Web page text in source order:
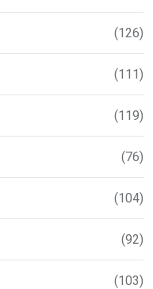
(126)
(111)
(119)
(76)
(104)
(92)
(103)